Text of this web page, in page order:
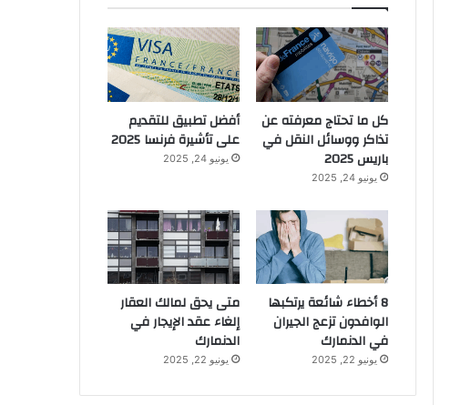
كل ما تحتاج معرفته عن
تذاكر ووسائل النقل في
باريس 2025
يونيو 24, 2025
أفضل تطبيق للتقديم
على تأشيرة فرنسا 2025
يونيو 24, 2025
8 أخطاء شائعة يرتكبها
الوافدون تزعج الجيران
في الدنمارك
يونيو 22, 2025
متى يحق لمالك العقار
إلغاء عقد الإيجار في
الدنمارك
يونيو 22, 2025